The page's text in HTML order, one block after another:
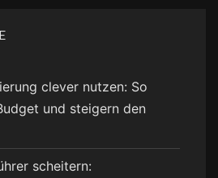
clever nutzen: So
und steigern den
scheitern: